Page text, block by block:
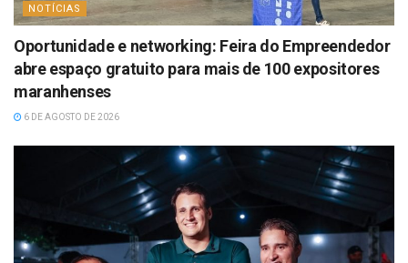
NOTÍCIAS
Oportunidade e networking: Feira do Empreendedor
abre espaço gratuito para mais de 100 expositores
maranhenses
6 DE AGOSTO DE 2026